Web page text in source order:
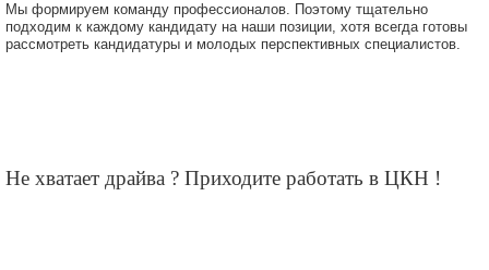
Мы формируем команду профессионалов. Поэтому тщательно
подходим к каждому кандидату на наши позиции, хотя всегда готовы
рассмотреть кандидатуры и молодых перспективных специалистов.
Не хватает драйва ? Приходите работать в ЦКН !